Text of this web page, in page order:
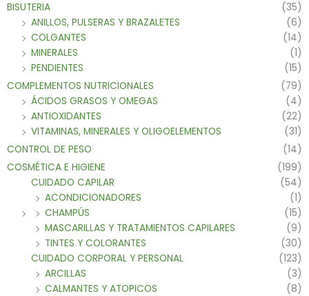
BISUTERIA
(35)
ANILLOS, PULSERAS Y BRAZALETES
(6)
COLGANTES
(14)
MINERALES
(1)
PENDIENTES
(15)
COMPLEMENTOS NUTRICIONALES
(79)
ÁCIDOS GRASOS Y OMEGAS
(4)
ANTIOXIDANTES
(22)
VITAMINAS, MINERALES Y OLIGOELEMENTOS
(31)
CONTROL DE PESO
(14)
COSMÉTICA E HIGIENE
(199)
CUIDADO CAPILAR
(54)
ACONDICIONADORES
(1)
CHAMPÚS
(15)
MASCARILLAS Y TRATAMIENTOS CAPILARES
(9)
TINTES Y COLORANTES
(30)
CUIDADO CORPORAL Y PERSONAL
(123)
ARCILLAS
(3)
CALMANTES Y ATOPICOS
(8)